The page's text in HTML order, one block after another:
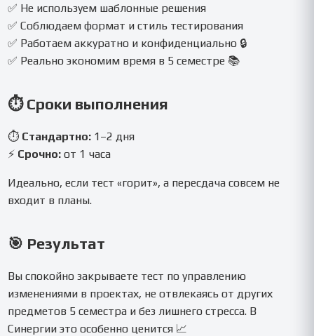
✅ Не используем шаблонные решения
✅ Соблюдаем формат и стиль тестирования
✅ Работаем аккуратно и конфиденциально 🔒
✅ Реально экономим время в 5 семестре 📚
⏱ Сроки выполнения
⏱ Стандартно: 1–2 дня
⚡ Срочно: от 1 часа
Идеально, если тест «горит», а пересдача совсем не
входит в планы.
🎯 Результат
Вы спокойно закрываете тест по управлению
изменениями в проектах, не отвлекаясь от других
предметов 5 семестра и без лишнего стресса. В
Синергии это особенно ценится 📈